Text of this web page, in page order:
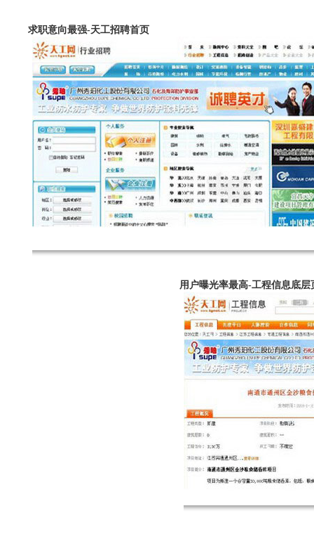
求职意向最强-天工招聘首页
用户曝光率最高-工程信息底层